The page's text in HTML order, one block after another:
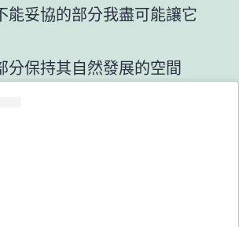
能妥協的部分我盡可能讓它
分保持其自然發展的空間